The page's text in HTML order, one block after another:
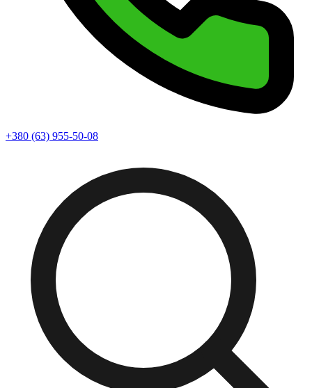
+380 (63) 955-50-08